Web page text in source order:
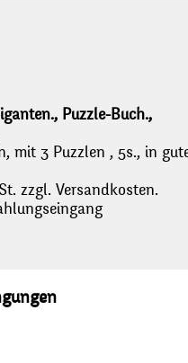
Puzzle-Buch.,
mit 3 Puzzlen , 5s., in
zzgl. Versandkosten.